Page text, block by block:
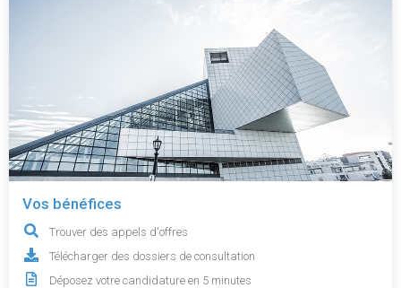
Vos bénéfices
Trouver des appels d'offres
Télécharger des dossiers de consultation
Déposez votre candidature en 5 minutes